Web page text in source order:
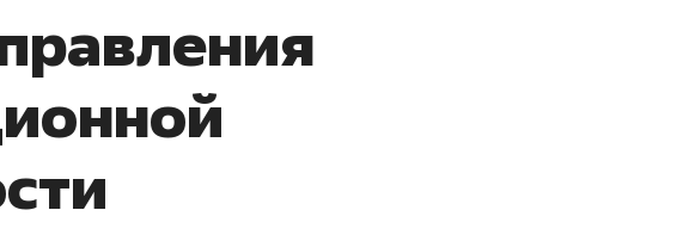
клиентах и чудных запросах мастеров